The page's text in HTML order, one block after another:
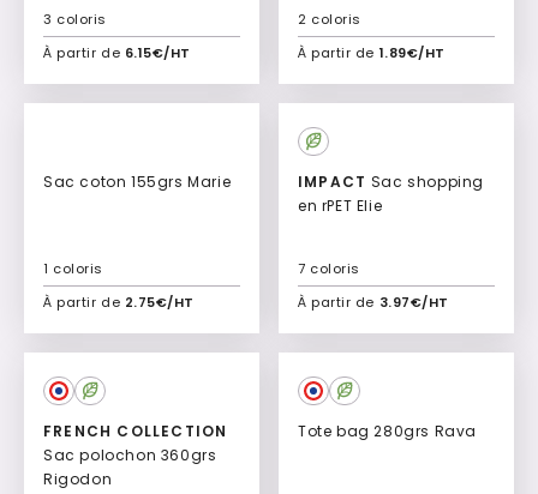
À partir de 6.15€/HT
3 coloris
Ajouter à mon devis
À partir de 1.89€/HT
2 coloris
Ajouter à mon devis
Sac coton 155grs Marie
À partir de 2.75€/HT
1 coloris
Ajouter à mon devis
IMPACT
en rPET Elie
À partir de 3.97€/HT
7 coloris
Ajouter à mon devis
FRENCH COLLECTION
Sac polochon 360grs
Rigodon
Tote bag 280grs Rava